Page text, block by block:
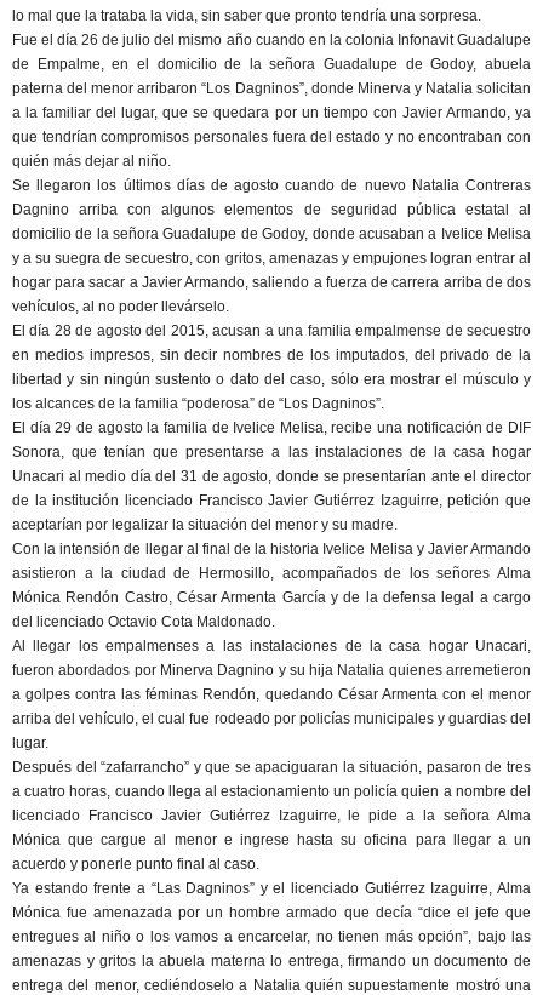
lo mal que la trataba la vida, sin saber que pronto tendría una sorpresa.
Fue el día 26 de julio del mismo año cuando en la colonia Infonavit Guadalupe
de Empalme, en el domicilio de la señora Guadalupe de Godoy, abuela
paterna del menor arribaron “Los Dagninos”, donde Minerva y Natalia solicitan
a la familiar del lugar, que se quedara por un tiempo con Javier Armando, ya
que tendrían compromisos personales fuera del estado y no encontraban con
quién más dejar al niño.
Se llegaron los últimos días de agosto cuando de nuevo Natalia Contreras
Dagnino arriba con algunos elementos de seguridad pública estatal al
domicilio de la señora Guadalupe de Godoy, donde acusaban a Ivelice Melisa
y a su suegra de secuestro, con gritos, amenazas y empujones logran entrar al
hogar para sacar a Javier Armando, saliendo a fuerza de carrera arriba de dos
vehículos, al no poder llevárselo.
El día 28 de agosto del 2015, acusan a una familia empalmense de secuestro
en medios impresos, sin decir nombres de los imputados, del privado de la
libertad y sin ningún sustento o dato del caso, sólo era mostrar el músculo y
los alcances de la familia “poderosa” de “Los Dagninos”.
El día 29 de agosto la familia de Ivelice Melisa, recibe una notificación de DIF
Sonora, que tenían que presentarse a las instalaciones de la casa hogar
Unacari al medio día del 31 de agosto, donde se presentarían ante el director
de la institución licenciado Francisco Javier Gutiérrez Izaguirre, petición que
aceptarían por legalizar la situación del menor y su madre.
Con la intensión de llegar al final de la historia Ivelice Melisa y Javier Armando
asistieron a la ciudad de Hermosillo, acompañados de los señores Alma
Mónica Rendón Castro, César Armenta García y de la defensa legal a cargo
del licenciado Octavio Cota Maldonado.
Al llegar los empalmenses a las instalaciones de la casa hogar Unacari,
fueron abordados por Minerva Dagnino y su hija Natalia quienes arremetieron
a golpes contra las féminas Rendón, quedando César Armenta con el menor
arriba del vehículo, el cual fue rodeado por policías municipales y guardias del
lugar.
Después del “zafarrancho” y que se apaciguaran la situación, pasaron de tres
a cuatro horas, cuando llega al estacionamiento un policía quien a nombre del
licenciado Francisco Javier Gutiérrez Izaguirre, le pide a la señora Alma
Mónica que cargue al menor e ingrese hasta su oficina para llegar a un
acuerdo y ponerle punto final al caso.
Ya estando frente a “Las Dagninos” y el licenciado Gutiérrez Izaguirre, Alma
Mónica fue amenazada por un hombre armado que decía “dice el jefe que
entregues al niño o los vamos a encarcelar, no tienen más opción”, bajo las
amenazas y gritos la abuela materna lo entrega, firmando un documento de
entrega del menor, cediéndoselo a Natalia quién supuestamente mostró una